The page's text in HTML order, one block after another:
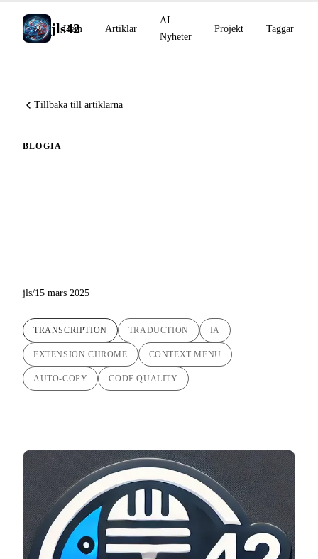
jls42
Hem Artiklar
AI
Nyheter
Projekt Taggar
Tillbaka till artiklarna
BLOGIA
jls/15 mars 2025
TRANSCRIPTION TRADUCTION IA
EXTENSION CHROME CONTEXT MENU
AUTO-COPY CODE QUALITY